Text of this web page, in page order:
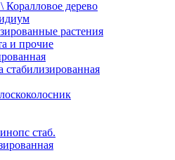
Коралловое дерево
растения
и прочие
стабилизированная
стаб.